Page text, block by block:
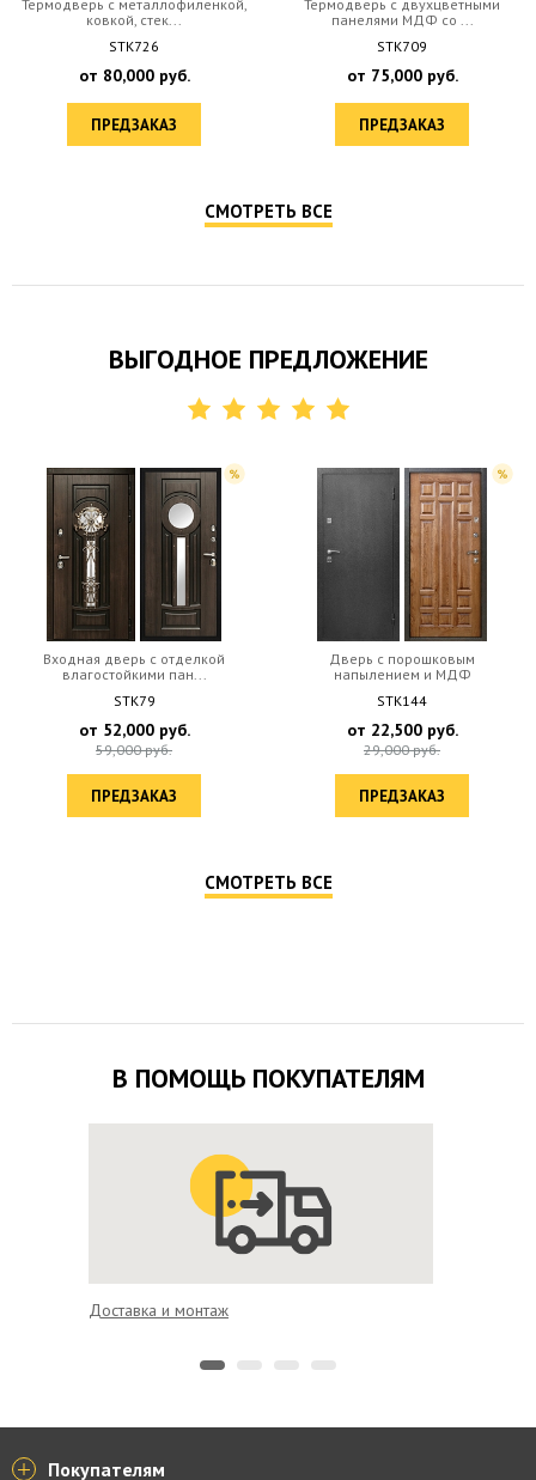
Термодверь с металлофиленкой,
ковкой, стек...
STK726
от 80,000руб.
ПРЕДЗАКАЗ
Термодверь с двухцветными
панелями МДФ со ...
STK709
от 75,000руб.
ПРЕДЗАКАЗ
СМОТРЕТЬ ВСЕ
ВЫГОДНОЕ ПРЕДЛОЖЕНИЕ
Входная дверь с отделкой
влагостойкими пан...
STK79
от 52,000руб.
59,000руб.
ПРЕДЗАКАЗ
Дверь с порошковым
напылением и МДФ
STK144
от 22,500руб.
29,000руб.
ПРЕДЗАКАЗ
СМОТРЕТЬ ВСЕ
В ПОМОЩЬ ПОКУПАТЕЛЯМ
Доставка и монтаж
Покупателям